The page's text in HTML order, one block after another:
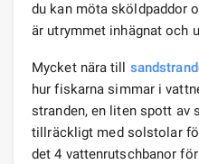
du kan möta sköldpaddor
är utrymmet inhägnat och
Mycket nära till sandstrand
hur fiskarna simmar i
stranden, en liten spott av
tillräckligt med solstolar
det 4 vattenrutschbanor